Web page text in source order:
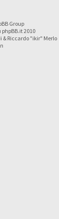
Group
2010
Riccardo "ikir" Merlo